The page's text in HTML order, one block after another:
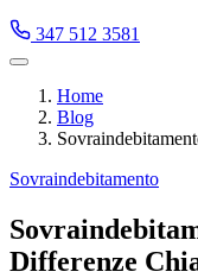
347 512 3581
Home
Blog
Sovraindebitamento
Differenze